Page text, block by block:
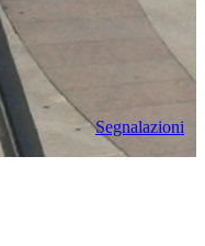
Segnalazioni